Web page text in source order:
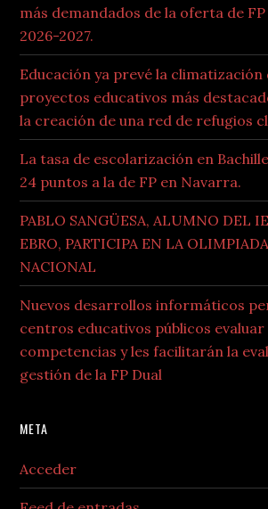
más demandados de la oferta de
2026-2027.
Educación ya prevé la climatización
proyectos educativos más
la creación de una red de refugios
La tasa de escolarización en
24 puntos a la de FP en Navarra.
PABLO SANGÜESA, ALUMNO DEL
EBRO, PARTICIPA EN LA
NACIONAL
Nuevos desarrollos informáticos
centros educativos públicos
competencias y les facilitarán la
gestión de la FP Dual
META
Acceder